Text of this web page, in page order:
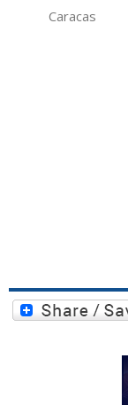
Caracas